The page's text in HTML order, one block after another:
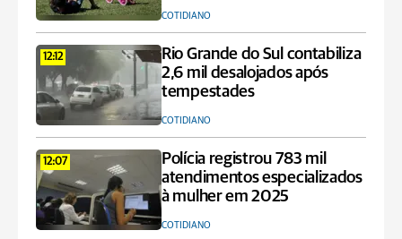
COTIDIANO
12:12
Rio Grande do Sul contabiliza
2,6 mil desalojados após
tempestades
COTIDIANO
12:07
Polícia registrou 783 mil
atendimentos especializados
à mulher em 2025
COTIDIANO